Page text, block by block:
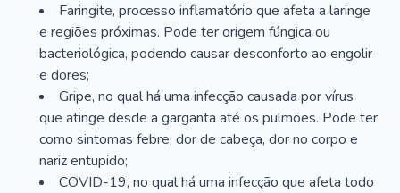
Faringite, processo inflamatório que afeta a laringe
e regiões próximas. Pode ter origem fúngica ou
bacteriológica, podendo causar desconforto ao engolir
e dores;
Gripe, no qual há uma infecção causada por vírus
que atinge desde a garganta até os pulmões. Pode ter
como sintomas febre, dor de cabeça, dor no corpo e
nariz entupido;
COVID-19, no qual há uma infecção que afeta todo